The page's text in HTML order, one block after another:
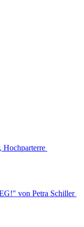
Hochparterre
von Petra Schiller